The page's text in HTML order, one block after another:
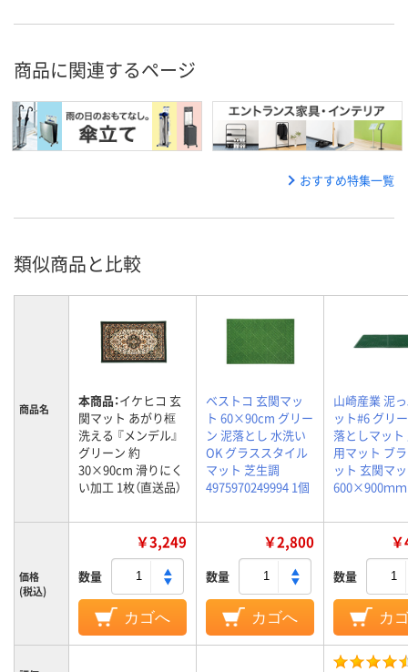
商品に関連するページ
おすすめ特集一覧
類似商品と比較
商品名 本商品：イケヒコ 玄
関マット あがり框
洗える 『メンデル』
グリーン 約
30×90cm 滑りにく
い加工 1枚（直送品）
ベストコ 玄関マッ
ト 60×90cm グリー
ン 泥落とし 水洗い
OK グラススタイル
マット 芝生調
4975970249994 1個
山崎産業 泥
ット#6 グリ
落としマット
用マット ブ
ット 玄関マ
600×900ｍ
価格
(税込)
￥3,249
数量
カゴへ
￥2,800
数量
カゴへ
数量
カ